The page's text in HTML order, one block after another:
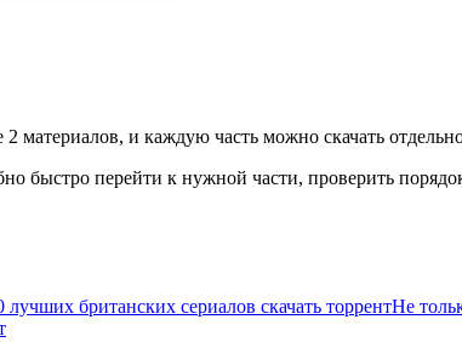
материалов, и каждую часть можно скачать отдельно
быстро перейти к нужной части, проверить
лучших британских сериалов скачать торрентНе